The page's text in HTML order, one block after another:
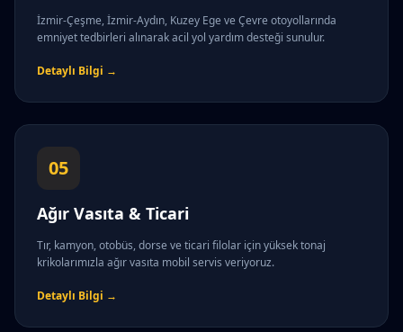
İzmir-Çeşme, İzmir-Aydın, Kuzey Ege ve Çevre otoyollarında
emniyet tedbirleri alınarak acil yol yardım desteği sunulur.
Detaylı Bilgi →
05
Ağır Vasıta & Ticari
Tır, kamyon, otobüs, dorse ve ticari filolar için yüksek tonaj
krikolarımızla ağır vasıta mobil servis veriyoruz.
Detaylı Bilgi →